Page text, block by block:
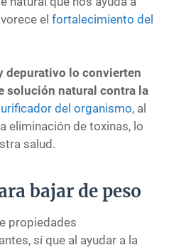
el fortalecimiento del
depurativo lo convierten
solución natural contra la
del organismo, al
eliminación de toxinas, lo
salud.
bajar de peso
propiedades
sí que al ayudar a la